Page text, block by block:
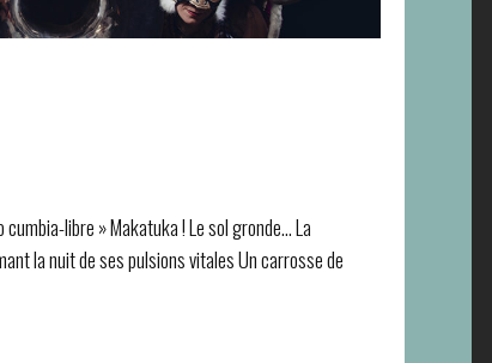
libre » Makatuka ! Le sol gronde… La
la nuit de ses pulsions vitales Un carrosse de